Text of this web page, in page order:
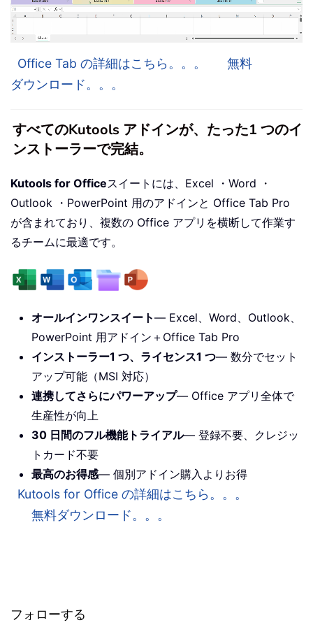
Office Tab の詳細はこちら。。。
無料
ダウンロード。。。
すべてのKutools アドインが、たった1 つのイ
ンストーラーで完結。
Kutools for Officeスイートには、Excel ・Word ・
Outlook ・PowerPoint 用のアドインと Office Tab Pro
が含まれており、複数の Office アプリを横断して作業す
るチームに最適です。
オールインワンスイート— Excel、Word、Outlook、
PowerPoint 用アドイン＋Office Tab Pro
インストーラー1 つ、ライセンス1 つ— 数分でセット
アップ可能（MSI 対応）
連携してさらにパワーアップ— Office アプリ全体で
生産性が向上
30 日間のフル機能トライアル— 登録不要、クレジッ
トカード不要
最高のお得感— 個別アドイン購入よりお得
Kutools for Office の詳細はこちら。。。
無料ダウンロード。。。
フォローする